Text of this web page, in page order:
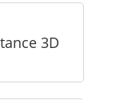
3D